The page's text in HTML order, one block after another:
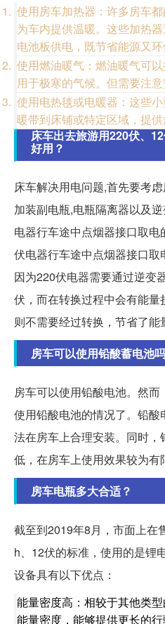
使用房车加热器：许多房车
为车内提供温暖。这些加热
电池板供电，既节省能源又环
使用燃油暖气：燃油暖气可
用于极寒的气候。但需要注意
使用电热毯或电暖器：这些
暖带到床铺或特定区域，提供
床车出去旅游用220伏、
好用？
床车解决用电问题,首先要考
加装副电瓶,电瓶隔离器以及
电器行车途中点烟器接口取
伏电器行车途中点烟器接口取
因为220伏电器需要通过逆变
伏，而在转换过程中会有能
则不需要经过转换，节省了能
房车可以使用铅酸蓄电池
房车可以使用铅酸电池。然
使用铅酸电池的情况了。铅
法在房车上合理安装。同时
低，在房车上使用效果较为有
房车电瓶多大合适？
截至到2019年8月，市面上在
h、12伏的标准，使用的是锂
设备具有以下优点：
能量密度高：相较于其他类
能量密度，能够提供更长的行